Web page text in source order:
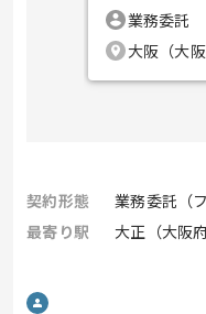
業務委託
大阪（大阪
契約形態
業務委託（
最寄り駅
大正（大阪